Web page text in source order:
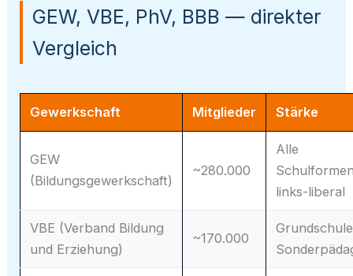
GEW, VBE, PhV, BBB — direkter
Vergleich
Gewerkschaft Mitglieder Stärke
GEW
(Bildungsgewerkschaft)
~280.000
Alle
links-liberal
VBE (Verband Bildung
und Erziehung)
~170.000